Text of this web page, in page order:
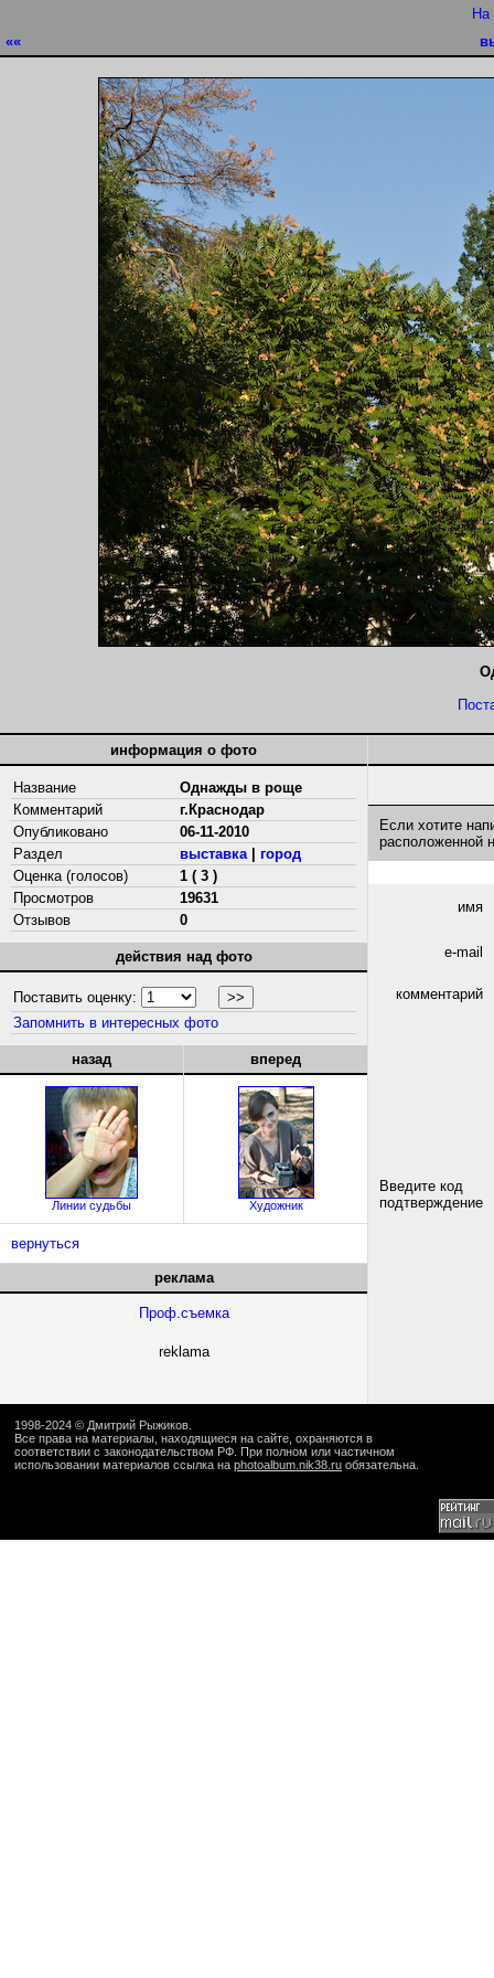
На
««
информация о фото
Название
Однажды в роще
Комментарий
г.Краснодар
Опубликовано
06-11-2010
Раздел
выставка| город
Оценка (голосов)
1 ( 3 )
Просмотров
19631
Отзывов
0
действия над фото
Поставить оценку:
Запомнить в интересных фото
назад
Линии судьбы
вперед
Художник
вернуться
реклама
Проф.съемка
reklama
Если хотите
расположенной
имя
e-mail
комментарий
Введите код
подтверждение
1998-2024 © Дмитрий Рыжиков
Все права на материалы, находящиеся на сайте, охраняются в
соответствии с законодательством РФ. При полном или частичном
использовании материалов ссылка на photoalbum.nik38.ru обязательна.